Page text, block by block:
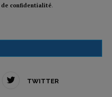
confidentialité.
TWITTER